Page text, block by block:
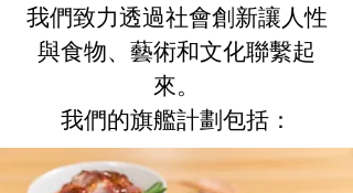
我們致力透過社會創新讓人性
與食物、藝術和文化聯繫起
來。
我們的旗艦計劃包括：